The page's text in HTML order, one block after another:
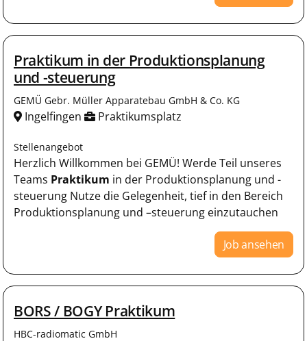
Praktikum in der Produktionsplanung
und -steuerung
GEMÜ Gebr. Müller Apparatebau GmbH & Co. KG
Ingelfingen Praktikumsplatz
Stellenangebot
Herzlich Willkommen bei GEMÜ! Werde Teil unseres
Teams Praktikum in der Produktionsplanung und -
steuerung Nutze die Gelegenheit, tief in den Bereich
Produktionsplanung und –steuerung einzutauchen
Job ansehen
BORS / BOGY Praktikum
HBC-radiomatic GmbH